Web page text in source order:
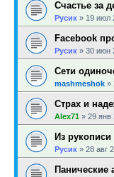
Счастье за
Русик » 19 июл
Facebook
Русик » 30 июн
Сети
mashmeshok »
Страх и
Alex71 » 29 янв
Из рукописи
Русик » 28 авг
Панические